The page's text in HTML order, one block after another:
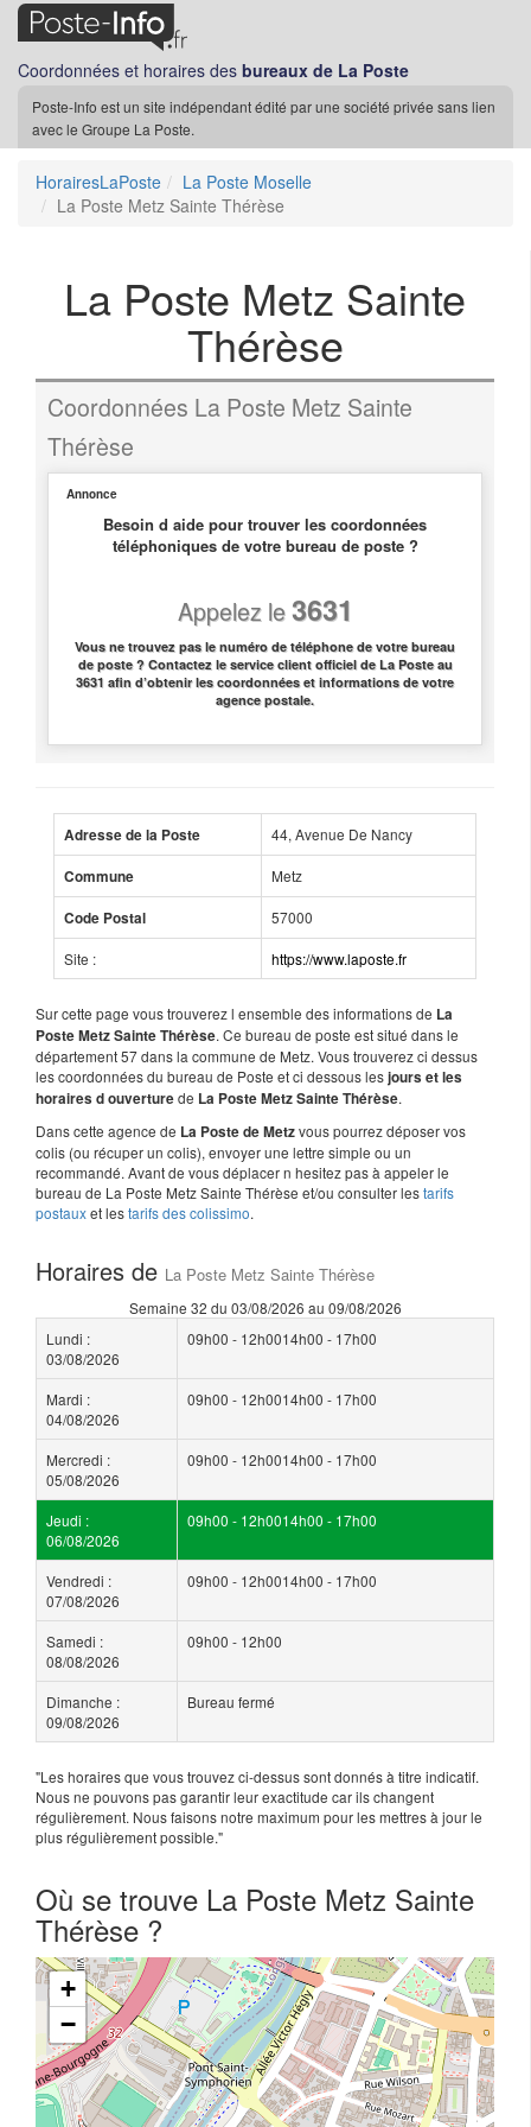
Coordonnées et horaires des bureaux de La Poste
Poste-Info est un site indépendant édité par une société privée sans lien
avec le Groupe La Poste.
HorairesLaPoste
La Poste Moselle
La Poste Metz Sainte Thérèse
La Poste Metz Sainte
Thérèse
Coordonnées La Poste Metz Sainte
Thérèse
Annonce
Besoin d aide pour trouver les coordonnées
téléphoniques de votre bureau de poste ?
Appelez le3631
Vous ne trouvez pas le numéro de téléphone de votre bureau
de poste ? Contactez le service client officiel de La Poste au
3631 afin d’obtenir les coordonnées et informations de votre
agence postale.
Adresse de la Poste 44, Avenue De Nancy
Commune Metz
Code Postal 57000
Site : https://www.laposte.fr
Sur cette page vous trouverez l ensemble des informations de La
Poste Metz Sainte Thérèse. Ce bureau de poste est situé dans le
département 57 dans la commune de Metz. Vous trouverez ci dessus
les coordonnées du bureau de Poste et ci dessous lesjours et les
horaires d ouverturede La Poste Metz Sainte Thérèse.
Dans cette agence de La Poste de Metzvous pourrez déposer vos
colis (ou récuper un colis), envoyer une lettre simple ou un
recommandé. Avant de vous déplacer n hesitez pas à appeler le
bureau de La Poste Metz Sainte Thérèse et/ou consulter lestarifs
postauxet lestarifs des colissimo.
Horaires de La Poste Metz Sainte Thérèse
Semaine 32 du 03/08/2026 au 09/08/2026
Lundi :
03/08/2026
09h00 - 12h0014h00 - 17h00
Mardi :
04/08/2026
09h00 - 12h0014h00 - 17h00
Mercredi :
05/08/2026
09h00 - 12h0014h00 - 17h00
Jeudi :
06/08/2026
09h00 - 12h0014h00 - 17h00
Vendredi :
07/08/2026
09h00 - 12h0014h00 - 17h00
Samedi :
08/08/2026
09h00 - 12h00
Dimanche :
09/08/2026
Bureau fermé
"Les horaires que vous trouvez ci-dessus sont donnés à titre indicatif.
Nous ne pouvons pas garantir leur exactitude car ils changent
régulièrement. Nous faisons notre maximum pour les mettres à jour le
plus régulièrement possible."
Où se trouve La Poste Metz Sainte
Thérèse ?
+
−